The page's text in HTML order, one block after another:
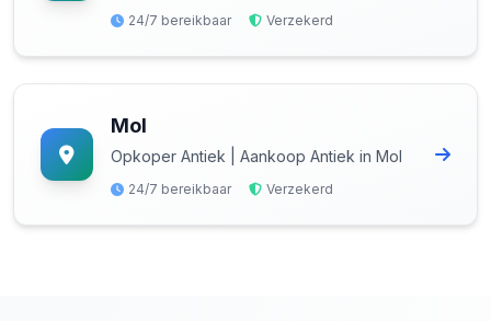
24/7 bereikbaar Verzekerd
Mol
Opkoper Antiek | Aankoop Antiek in Mol
24/7 bereikbaar Verzekerd